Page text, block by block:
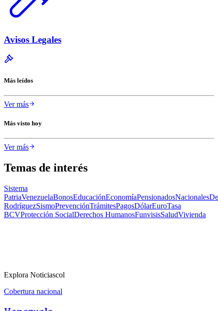
Avisos Legales
Más leídos
Ver más
Más visto hoy
Ver más
Temas de interés
Sistema
PatriaVenezuelaBonosEducaciónEconomíaPensionadosNacionales
RodríguezSismoPrevenciónTrámitesPagosDólarEuroTasa
BCVProtección SocialDerechos HumanosFunvisisSaludVivienda
Explora Noticiascol
Cobertura nacional